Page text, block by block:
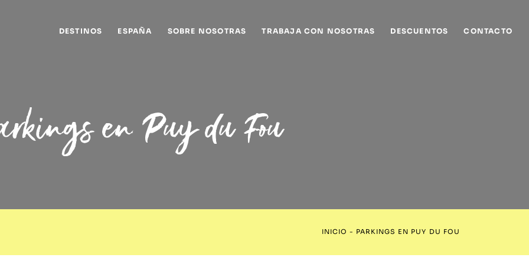
DESTINOS ESPAÑA SOBRE NOSOTRAS TRABAJA CON NOSOTRAS DESCUENTOS CONTACTO
en Puy du Fou
INICIO - PARKINGS EN PUY DU FOU